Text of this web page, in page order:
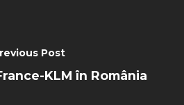
Post
KLM în România